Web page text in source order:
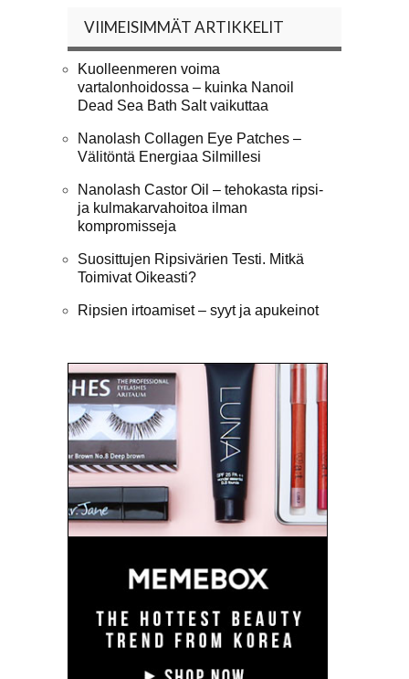
VIIMEISIMMÄT ARTIKKELIT
Kuolleenmeren voima
vartalonhoidossa – kuinka Nanoil
Dead Sea Bath Salt vaikuttaa
Nanolash Collagen Eye Patches –
Välitöntä Energiaa Silmillesi
Nanolash Castor Oil – tehokasta ripsi-
ja kulmakarvahoitoa ilman
kompromisseja
Suosittujen Ripsivärien Testi. Mitkä
Toimivat Oikeasti?
Ripsien irtoamiset – syyt ja apukeinot